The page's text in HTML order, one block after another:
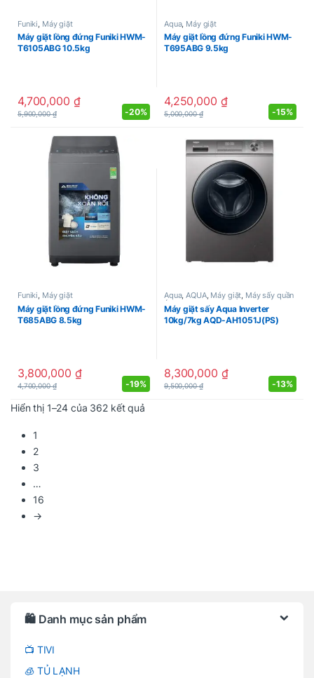
Funiki Máy giặt
Máy giặt lồng đứng Funiki HWM-
T6105ABG 10.5kg
4,700,000 ₫
5,900,000₫ -20%
Aqua, Máy giặt
Máy giặt lồng đứng Funiki HWM-
T695ABG 9.5kg
4,250,000 ₫
5,000,000₫ -15%
Funiki, Máy giặt
Máy giặt lồng đứng Funiki HWM-
T685ABG 8.5kg
3,800,000 ₫
4,700,000₫ -19%
Aqua,AQUA, Máy giặt, Máy sấy quần
áo
Máy giặt sấy Aqua Inverter
10kg/7kg AQD-AH1051J(PS)
8,300,000 ₫
9,500,000₫ -13%
Hiển thị 1–24 của 362 kết quảĐược sắp xếp theo mới nhất
1
2
3
…
16
→
🛍️ Danh mục sản phẩm
📺 TIVI
🧊 TỦ LẠNH